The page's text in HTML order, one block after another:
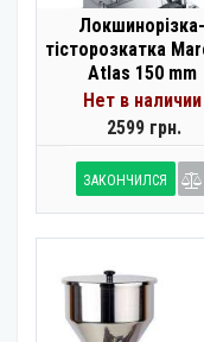
Локшинорізка-
тісторозкатка
Atlas 150 mm
Нет в наличии
2599 грн.
ЗАКОНЧИЛСЯ